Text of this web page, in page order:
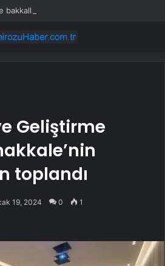
Geliştirme
toplandı
19, 2024 0 1